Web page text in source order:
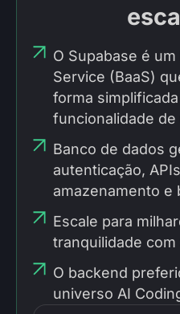
O Supabase é
Service (BaaS)
forma
funcionalidade de
Banco de dados
autenticação,
amazenamento e
Escale para
tranquilidade com
O backend
universo AI